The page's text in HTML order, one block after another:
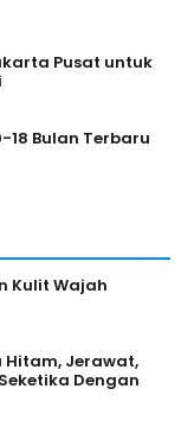
Pusat untuk
18 Bulan Terbaru
Kulit Wajah
Hitam, Jerawat,
Dengan